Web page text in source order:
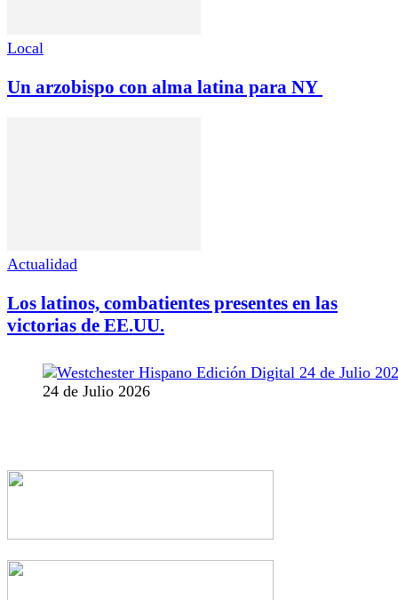
Local
Un arzobispo con alma latina para NY
Actualidad
Los latinos, combatientes presentes en las
victorias de EE.UU.
24 de Julio 2026